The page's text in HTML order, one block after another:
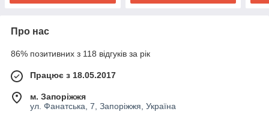
Про нас
86% позитивних з 118 відгуків за рік
Працює з 18.05.2017
м. Запоріжжя
ул. Фанатська, 7, Запоріжжя, Україна